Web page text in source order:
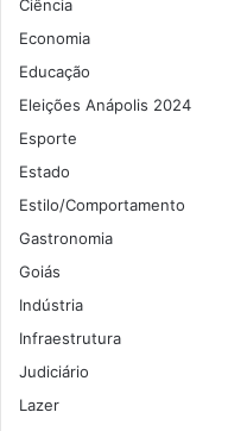
Ciência
Economia
Educação
Eleições Anápolis 2024
Esporte
Estado
Estilo/Comportamento
Gastronomia
Goiás
Indústria
Infraestrutura
Judiciário
Lazer